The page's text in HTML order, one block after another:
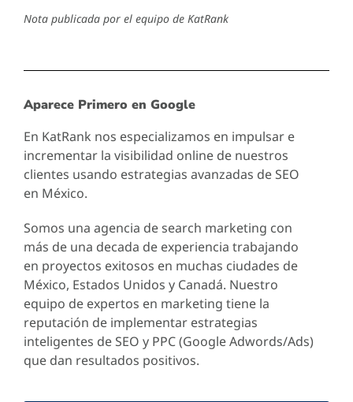
Nota publicada por el equipo de KatRank
Aparece Primero en Google
En KatRank nos especializamos en impulsar e
incrementar la visibilidad online de nuestros
clientes usando estrategias avanzadas de SEO
en México.
Somos una agencia de search marketing con
más de una decada de experiencia trabajando
en proyectos exitosos en muchas ciudades de
México, Estados Unidos y Canadá. Nuestro
equipo de expertos en marketing tiene la
reputación de implementar estrategias
inteligentes de SEO y PPC (Google Adwords/Ads)
que dan resultados positivos.